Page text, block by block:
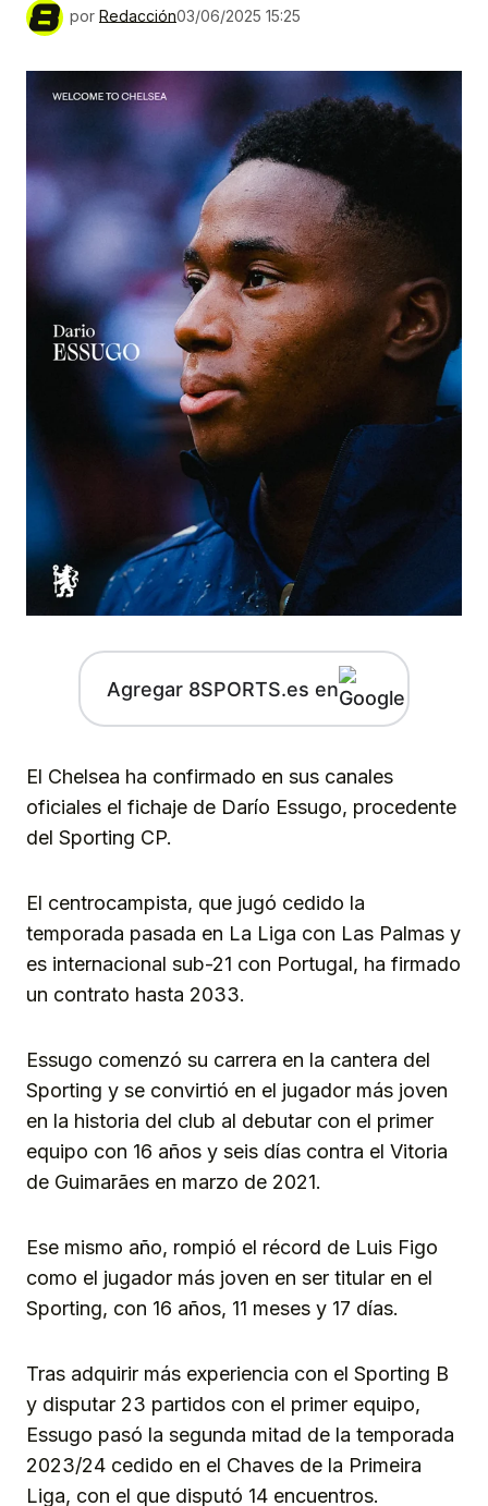
por Redacción03/06/2025 15:25
Agregar 8SPORTS.es en
El Chelsea ha confirmado en sus canales
oficiales el fichaje de Darío Essugo, procedente
del Sporting CP.
El centrocampista, que jugó cedido la
temporada pasada en La Liga con Las Palmas y
es internacional sub-21 con Portugal, ha firmado
un contrato hasta 2033.
Essugo comenzó su carrera en la cantera del
Sporting y se convirtió en el jugador más joven
en la historia del club al debutar con el primer
equipo con 16 años y seis días contra el Vitoria
de Guimarães en marzo de 2021.
Ese mismo año, rompió el récord de Luis Figo
como el jugador más joven en ser titular en el
Sporting, con 16 años, 11 meses y 17 días.
Tras adquirir más experiencia con el Sporting B
y disputar 23 partidos con el primer equipo,
Essugo pasó la segunda mitad de la temporada
2023/24 cedido en el Chaves de la Primeira
Liga, con el que disputó 14 encuentros.